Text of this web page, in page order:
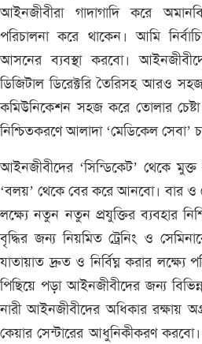
আইনজীবীরা গাদাগাদি করে
পরিচালনা করে থাকেন। আমি
আসনের ব্যবস্থা করবো।
ডিজিটাল ডিরেক্টরি তৈরিসহ আরও
কমিউনিকেশন সহজ করে তোলার চেষ্টা
নিশ্চিতকরণে আলাদা ‘মেডিকেল সেবা’
আইনজীবীদের ‘সিন্ডিকেট’ থেকে মুক্ত
‘বলয়’ থেকে বের করে আনবো। বার ও
লক্ষ্যে নতুন নতুন প্রযুক্তির ব্যবহার
বৃদ্ধির জন্য নিয়মিত ট্রেনিং ও
যাতায়াত দ্রুত ও নির্বিঘ্ন করার লক্ষ্যে
পিছিয়ে পড়া আইনজীবীদের জন্য
নারী আইনজীবীদের অধিকার রক্ষায়
কেয়ার সেন্টারের আধুনিকীকরণ করবো।